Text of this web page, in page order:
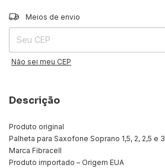
Entregas para o CEP:
Meios de envio
Não sei meu CEP
Descrição
Produto original
Palheta para Saxofone Soprano 1,5, 2, 2,5 e 3
Marca Fibracell
Produto importado – Origem EUA